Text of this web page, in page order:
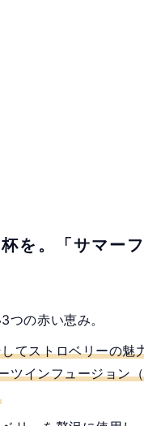
を。「サマー
つの赤い恵み。
てストロベリーの魅
ツインフュージョン